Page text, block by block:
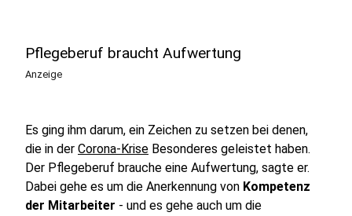
Pflegeberuf braucht Aufwertung
Anzeige
Es ging ihm darum, ein Zeichen zu setzen bei denen,
die in der Corona-Krise Besonderes geleistet haben.
Der Pflegeberuf brauche eine Aufwertung, sagte er.
Dabei gehe es um die Anerkennung von Kompetenz
der Mitarbeiter - und es gehe auch um die